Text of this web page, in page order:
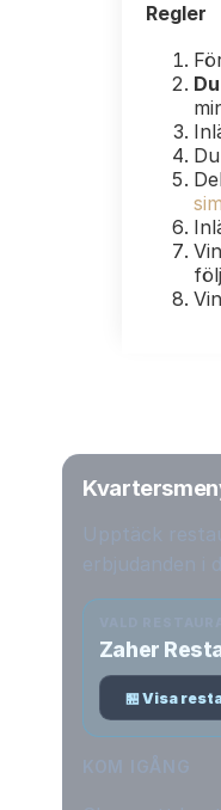
Regler
Zaher
🏪 Visa